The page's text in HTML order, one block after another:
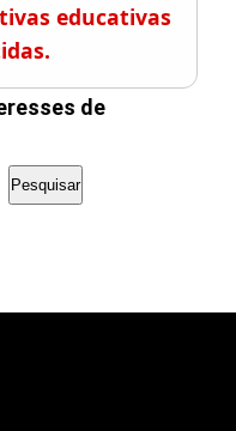
educativas
de
Pesquisar